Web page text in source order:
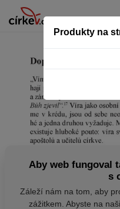
Produkty na
Aby web fungoval
s
Záleží nám na tom, aby
zážitkem. Abyste na